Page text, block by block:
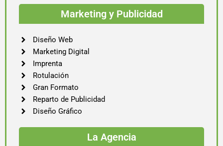
Marketing y Publicidad
Diseño Web
Marketing Digital
Imprenta
Rotulación
Gran Formato
Reparto de Publicidad
Diseño Gráfico
La Agencia